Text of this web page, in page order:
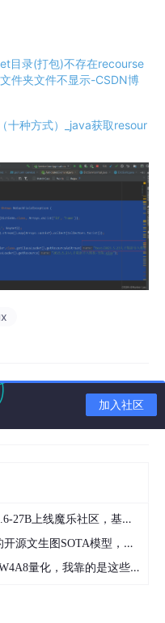
目录(打包)不存在recourse
件夹文件不显示-CSDN博
十种方式）_java获取resour
加入社区
社区，基于昇腾的部署教程来了
模型，顶级渲染、高密度文本绘图
量化，我靠的是这些经验